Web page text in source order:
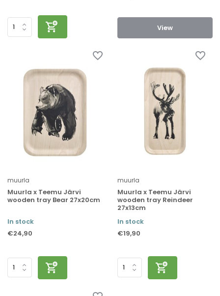
View
muurla
Muurla x Teemu Järvi
wooden tray Bear 27x20cm
In stock
€24,90
muurla
Muurla x Teemu Järvi
wooden tray Reindeer
27x13cm
In stock
€19,90